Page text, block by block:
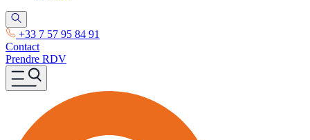
+33 7 57 95 84 91
Contact
Prendre RDV